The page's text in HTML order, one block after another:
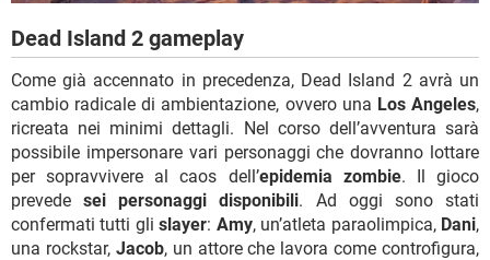
Dead Island 2 gameplay
Come già accennato in precedenza, Dead Island 2 avrà un
cambio radicale di ambientazione, ovvero una Los Angeles,
ricreata nei minimi dettagli. Nel corso dell’avventura sarà
possibile impersonare vari personaggi che dovranno lottare
per sopravvivere al caos dell’epidemia zombie. Il gioco
prevedesei personaggi disponibili. Ad oggi sono stati
confermati tutti glislayer: Amy, un’atleta paraolimpica, Dani,
una rockstar, Jacob, un attore che lavora come controfigura,